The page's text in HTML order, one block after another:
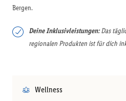
Bergen.
Deine Inklusivleistungen:Das
regionalen Produkten ist für dich
Wellness